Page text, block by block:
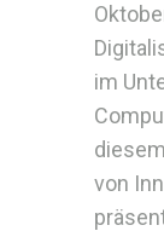
im
von